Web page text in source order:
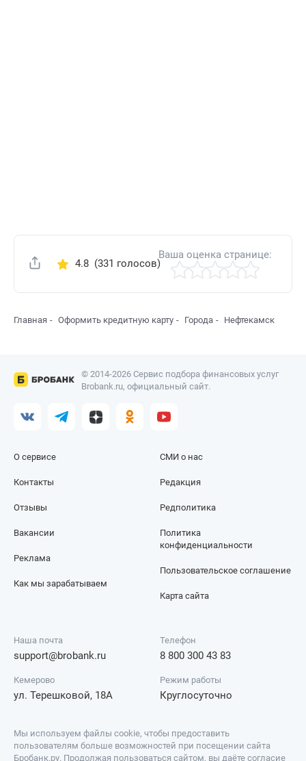
Поделиться
4.8(331 голосов)
Ваша оценка странице:
Главная Оформить кредитную карту Города Нефтекамск
© 2014-2026 Сервис подбора финансовых услуг
Brobank.ru, официальный сайт.
О сервисе
Контакты
Отзывы
СМИ о нас
Редакция
Редполитика
Вакансии
Реклама
Как мы зарабатываем
Политика
конфиденциальности
Пользовательское соглашение
Карта сайта
Наша почта
support@brobank.ru
Телефон
8 800 300 43 83
Кемерово
ул. Терешковой, 18А
Режим работы
Круглосуточно
Мы используем файлы cookie, чтобы предоставить
пользователям больше возможностей при посещении сайта
Бробанк.ру. Продолжая пользоваться сайтом, вы даёте согласие